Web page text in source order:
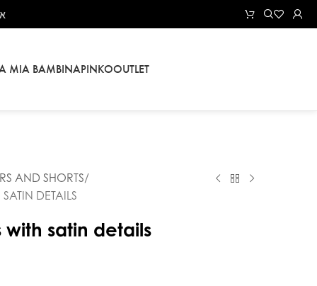
MIA BAMBINAPINKOOUTLET
AND SHORTS
DETAILS
satin details